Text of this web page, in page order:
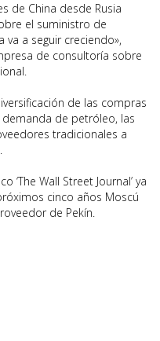
de China desde Rusia
el suministro de
a seguir creciendo»,
de consultoría sobre
de las compras
de petróleo, las
tradicionales a
Wall Street Journal’ ya
cinco años Moscú
de Pekín.